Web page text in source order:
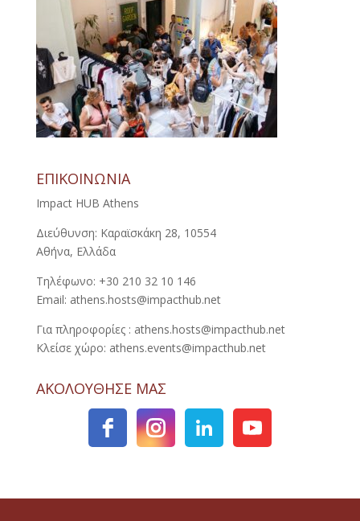
ΕΠΙΚΟΙΝΩΝΙΑ
Impact HUB Athens
Διεύθυνση: Καραϊσκάκη 28, 10554
Αθήνα, Ελλάδα
Τηλέφωνο: +30 210 32 10 146
Email: athens.hosts@impacthub.net
Για πληροφορίες : athens.hosts@impacthub.net
Κλείσε χώρο: athens.events@impacthub.net
ΑΚΟΛΟΥΘΗΣΕ ΜΑΣ